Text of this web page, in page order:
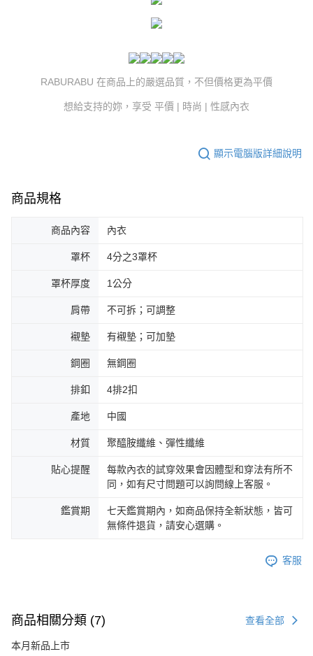
RABURABU 在商品上的嚴選品質，不但價格更為平價
想給支持的妳，享受 平價 | 時尚 | 性感內衣
顯示電腦版詳細說明
商品規格
商品內容 內衣
罩杯 4分之3罩杯
罩杯厚度 1公分
肩帶 不可拆；可調整
襯墊 有襯墊；可加墊
鋼圈 無鋼圈
排釦 4排2扣
產地 中國
材質 聚醯胺纖維、彈性纖維
貼心提醒
每款內衣的試穿效果會因體型和穿法有所不
同，如有尺寸問題可以詢問線上客服。
鑑賞期
七天鑑賞期內，如商品保持全新狀態，皆可
無條件退貨，請安心選購。
客服
商品相關分類 (7) 查看全部
本月新品上市